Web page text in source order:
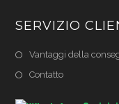
SERVIZIO
Vantaggi della
Contatto